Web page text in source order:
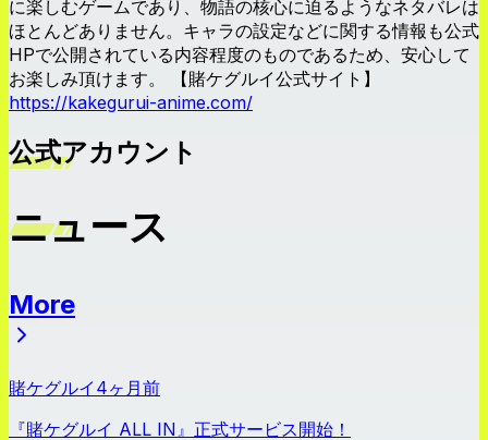
に楽しむゲームであり、物語の核心に迫るようなネタバレは
ほとんどありません。キャラの設定などに関する情報も公式
HPで公開されている内容程度のものであるため、安心して
お楽しみ頂けます。 【賭ケグルイ公式サイト】
https://kakegurui-anime.com/
公式アカウント
ニュース
More
賭ケグルイ 4ヶ月前
『賭ケグルイ ALL IN』正式サービス開始！